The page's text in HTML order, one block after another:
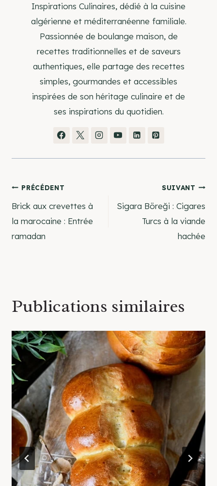
Inspirations Culinaires, dédié à la cuisine
algérienne et méditerranéenne familiale.
Passionnée de boulange maison, de
recettes traditionnelles et de saveurs
authentiques, elle partage des recettes
simples, gourmandes et accessibles
inspirées de son héritage culinaire et de
ses inspirations du quotidien.
Navigation
de
l’article
PRÉCÉDENT
Brick aux crevettes à
la marocaine : Entrée
ramadan
SUIVANT
Sigara Böreği : Cigares
Turcs à la viande
hachée
Publications similaires